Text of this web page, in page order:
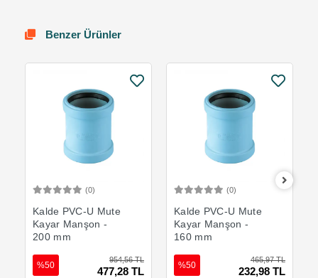
Benzer Ürünler
(0)
Kalde PVC-U Mute
Kayar Manşon -
200 mm
954,56 TL
477,28 TL
%50
(0)
Kalde PVC-U Mute
Kayar Manşon -
160 mm
465,97 TL
232,98 TL
%50